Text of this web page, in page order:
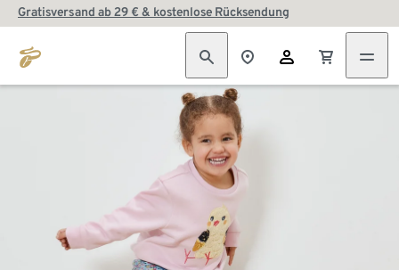
Gratisversand ab 29 € & kostenlose Rücksendung